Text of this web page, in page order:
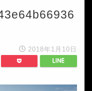
2018年1月10日